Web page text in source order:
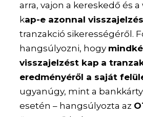
arra, vajon a kereskedő és a
kap-e azonnal
tranzakció sikerességéről.
hangsúlyozni, hogy
visszajelzést kap a
eredményéről a saját
ugyanúgy, mint a
esetén – hangsúlyozta az